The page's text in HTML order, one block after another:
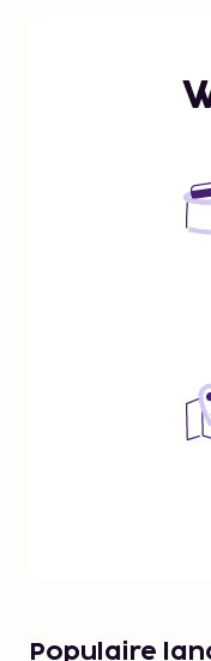
Merulaxmi
Gore Gariba
English
Indoor
Rangeela
Akshar Mandir
Enkele van de
rookvrije hotel
Toeslag
Populaire